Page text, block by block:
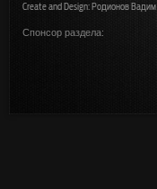
Create and Design: Родионов Вадим
Спонсор раздела: